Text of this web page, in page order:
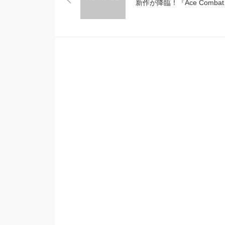
新作が降臨！『Ace Combat